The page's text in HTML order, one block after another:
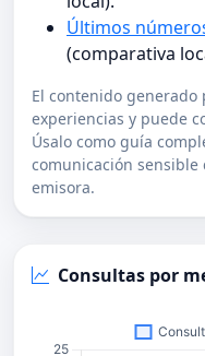
Últimos
(comparativa
El contenido generado
experiencias y puede
Úsalo como guía
comunicación
emisora.
Consultas por